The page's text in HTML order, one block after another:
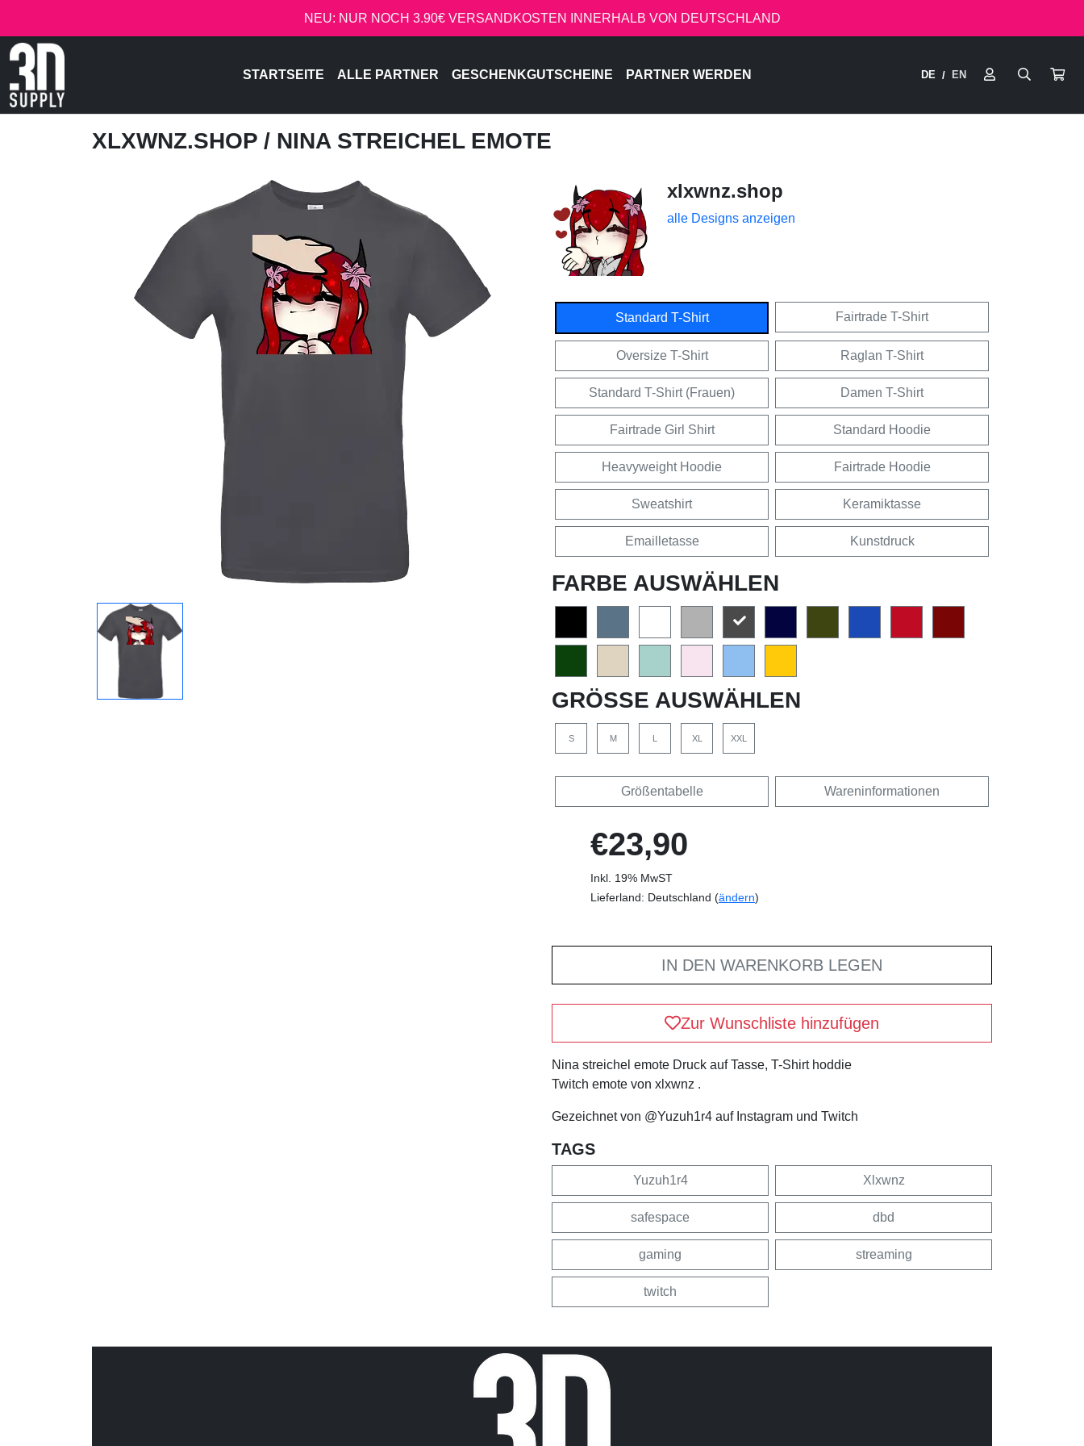
NEU: NUR NOCH 3.90€ VERSANDKOSTEN INNERHALB VON DEUTSCHLAND
STARTSEITE ALLE PARTNER GESCHENKGUTSCHEINE PARTNER WERDEN DE / EN
XLXWNZ.SHOP / NINA STREICHEL EMOTE
xlxwnz.shop
alle Designs anzeigen
Standard T-Shirt Fairtrade T-Shirt
Oversize T-Shirt Raglan T-Shirt
Standard T-Shirt (Frauen) Damen T-Shirt
Fairtrade Girl Shirt Standard Hoodie
Heavyweight Hoodie Fairtrade Hoodie
Sweatshirt Keramiktasse
Emailletasse Kunstdruck
FARBE AUSWÄHLEN
GRÖSSE AUSWÄHLEN
S M L XL XXL
Größentabelle Wareninformationen
€23,90
Inkl. 19% MwST
Lieferland: Deutschland (ändern)
IN DEN WARENKORB LEGEN
Zur Wunschliste hinzufügen
Nina streichel emote Druck auf Tasse, T-Shirt hoddie
Twitch emote von xlxwnz .
Gezeichnet von @Yuzuh1r4 auf Instagram und Twitch
TAGS
Yuzuh1r4 Xlxwnz
safespace dbd
gaming streaming
twitch